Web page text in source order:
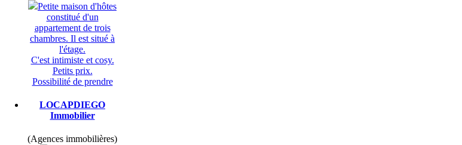
Petite maison d'hôtes
constitué d'un
appartement de trois
chambres. Il est situé à
l'étage.
C'est intimiste et cosy.
Petits prix.
Possibilité de prendre
LOCAPDIEGO
Immobilier
(Agences immobilières)